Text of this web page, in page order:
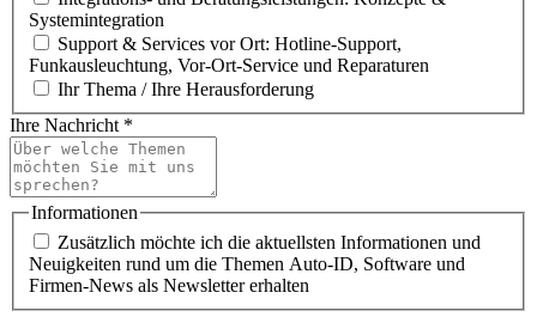
Systemintegration
Support & Services vor Ort: Hotline-Support,
Funkausleuchtung, Vor-Ort-Service und Reparaturen
Ihr Thema / Ihre Herausforderung
Ihre Nachricht *
Informationen
Zusätzlich möchte ich die aktuellsten Informationen und
Neuigkeiten rund um die Themen Auto-ID, Software und
Firmen-News als Newsletter erhalten